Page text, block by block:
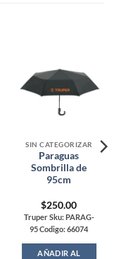
SIN CATEGORIZAR
Paraguas
Sombrilla de
95cm
$250.00
Truper Sku: PARAG-
95 Codigo: 66074
AÑADIR AL